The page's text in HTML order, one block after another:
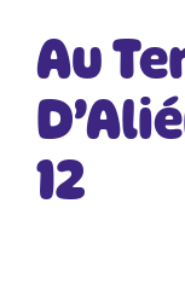
Au
12